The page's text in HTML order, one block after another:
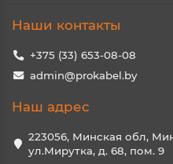
Наши контакты
+375 (33) 653-08-08
admin@prokabel.by
Наш адрес
223056, Минская обл,
ул.Мирутка, д. 68, пом. 9